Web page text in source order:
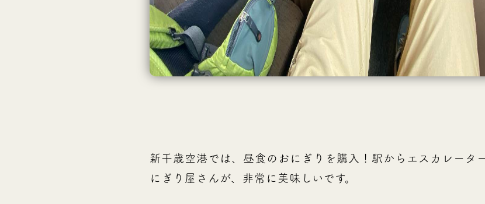
新千歳空港では、昼食のおにぎりを購入！駅からエスカレータ
にぎり屋さんが、非常に美味しいです。